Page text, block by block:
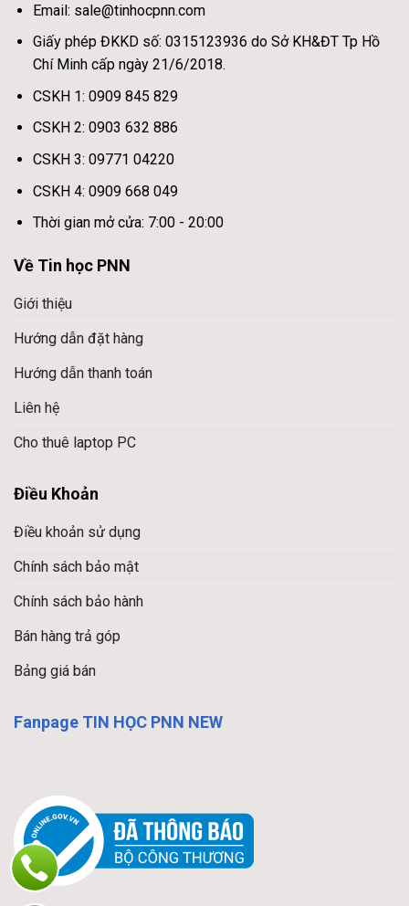
Email: sale@tinhocpnn.com
Giấy phép ĐKKD số: 0315123936 do Sở KH&ĐT Tp Hồ
Chí Minh cấp ngày 21/6/2018.
CSKH 1: 0909 845 829
CSKH 2: 0903 632 886
CSKH 3: 09771 04220
CSKH 4: 0909 668 049
Thời gian mở cửa: 7:00 - 20:00
Về Tin học PNN
Giới thiệu
Hướng dẫn đặt hàng
Hướng dẫn thanh toán
Liên hệ
Cho thuê laptop PC
Điều Khoản
Điều khoản sử dụng
Chính sách bảo mật
Chính sách bảo hành
Bán hàng trả góp
Bảng giá bán
Fanpage TIN HỌC PNN NEW